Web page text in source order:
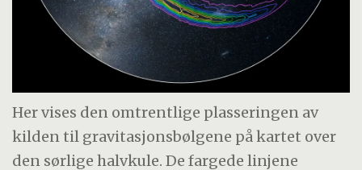
Her vises den omtrentlige plasseringen av
kilden til gravitasjonsbølgene på kartet over
den sørlige halvkule. De fargede linjene